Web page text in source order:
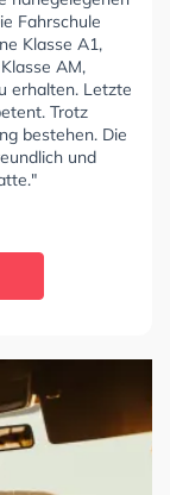
Fahrschule
Klasse A1,
AM,
erhalten. Letzte
Trotz
bestehen. Die
und